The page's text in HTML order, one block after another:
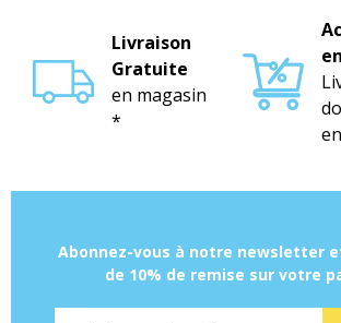
Livraison
Gratuite
en magasin
*
Abonnez-vous à notre newsletter
de 10% de remise sur votre